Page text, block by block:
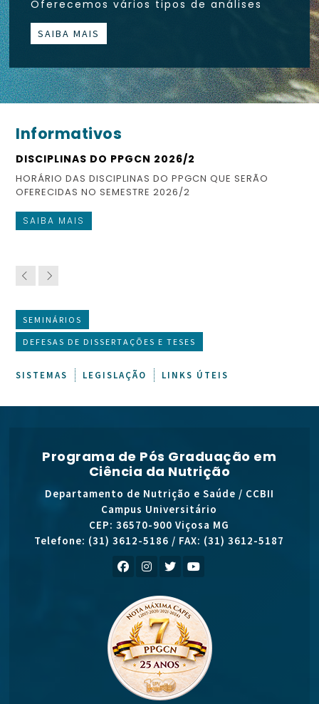
Oferecemos vários tipos de análises
SAIBA MAIS
Informativos
DISCIPLINAS DO PPGCN 2026/2
HORÁRIO DAS DISCIPLINAS DO PPGCN QUE SERÃO
OFERECIDAS NO SEMESTRE 2026/2
SAIBA MAIS
SEMINÁRIOS
DEFESAS DE DISSERTAÇÕES E TESES
SISTEMAS LEGISLAÇÃO LINKS ÚTEIS
Programa de Pós Graduação em
Ciência da Nutrição
Departamento de Nutrição e Saúde / CCBII
Campus Universitário
CEP: 36570-900 Viçosa MG
Telefone: (31) 3612-5186 / FAX: (31) 3612-5187